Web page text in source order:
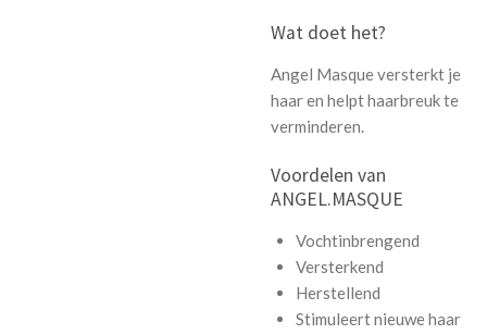
Wat doet het?
Angel Masque versterkt je
haar en helpt haarbreuk te
verminderen.
Voordelen van
ANGEL.MASQUE
Vochtinbrengend
Versterkend
Herstellend
Stimuleert nieuwe haar